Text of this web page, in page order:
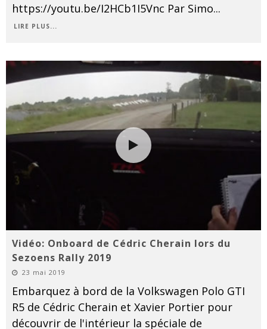
https://youtu.be/I2HCb1I5Vnc Par Simo...
LIRE PLUS...
Vidéo: Onboard de Cédric Cherain lors du
Sezoens Rally 2019
23 mai 2019
Embarquez à bord de la Volkswagen Polo GTI
R5 de Cédric Cherain et Xavier Portier pour
découvrir de l'intérieur la spéciale de